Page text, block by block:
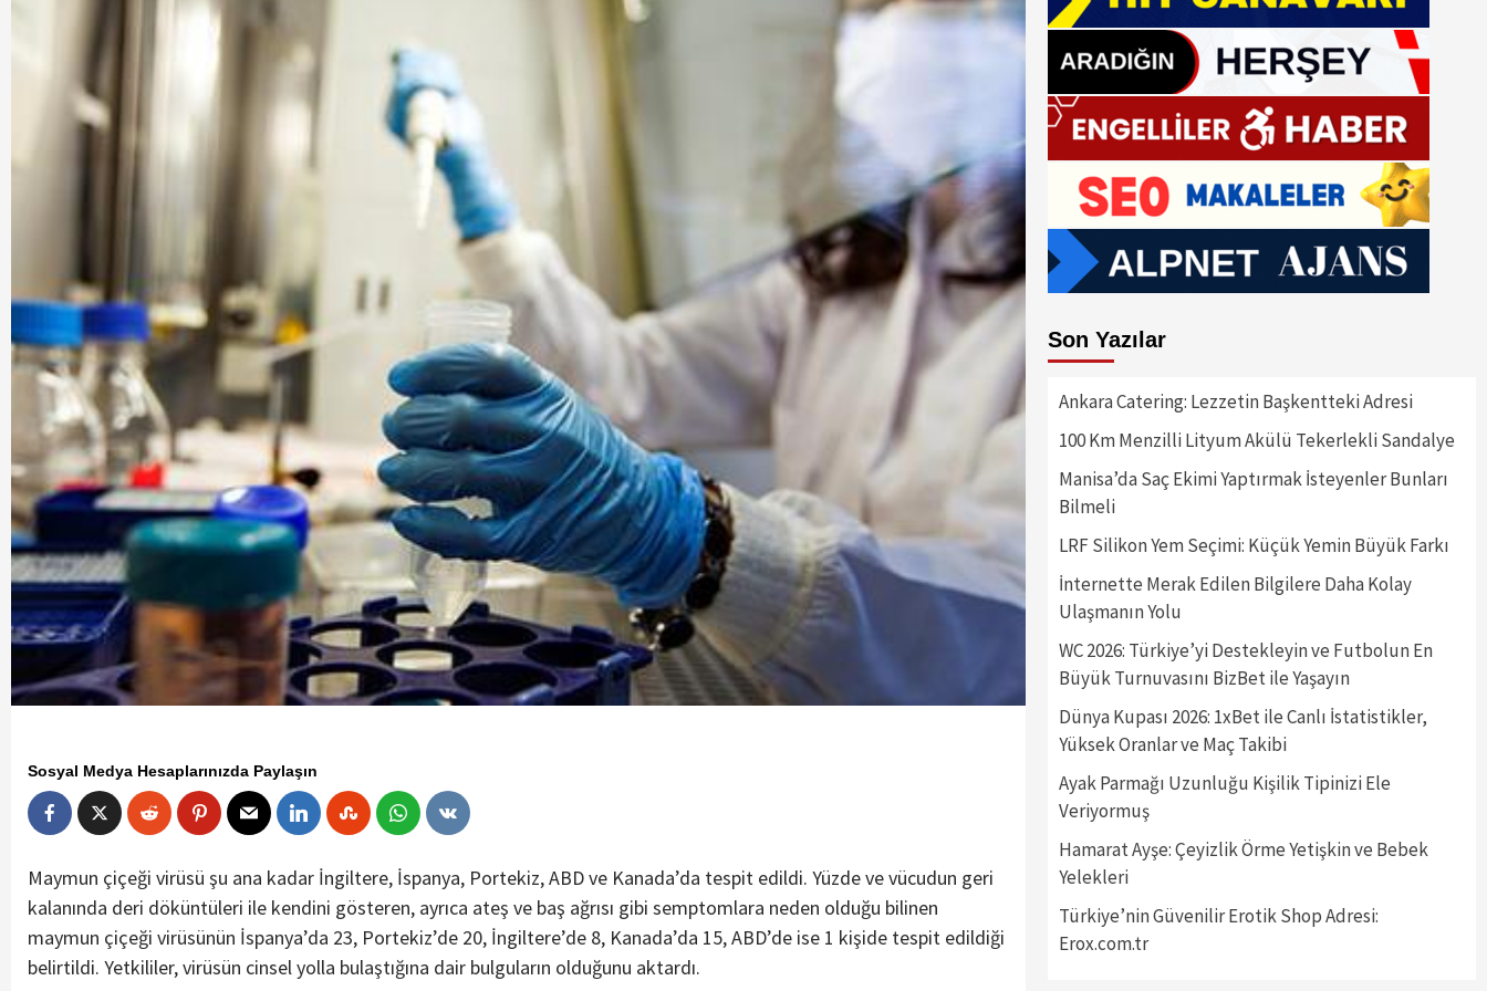
Sosyal Medya Hesaplarınızda Paylaşın
Maymun çiçeği virüsü şu ana kadar İngiltere, İspanya, Portekiz, ABD ve Kanada’da tespit edildi. Yüzde ve vücudun geri
kalanında deri döküntüleri ile kendini gösteren, ayrıca ateş ve baş ağrısı gibi semptomlara neden olduğu bilinen
maymun çiçeği virüsünün İspanya’da 23, Portekiz’de 20, İngiltere’de 8, Kanada’da 15, ABD’de ise 1 kişide tespit edildiği
belirtildi. Yetkililer, virüsün cinsel yolla bulaştığına dair bulguların olduğunu aktardı.
Son Yazılar
Ankara Catering: Lezzetin Başkentteki Adresi
100 Km Menzilli Lityum Akülü Tekerlekli Sandalye
Manisa’da Saç Ekimi Yaptırmak İsteyenler Bunları
Bilmeli
LRF Silikon Yem Seçimi: Küçük Yemin Büyük Farkı
İnternette Merak Edilen Bilgilere Daha Kolay
Ulaşmanın Yolu
WC 2026: Türkiye’yi Destekleyin ve Futbolun En
Büyük Turnuvasını BizBet ile Yaşayın
Dünya Kupası 2026: 1xBet ile Canlı İstatistikler,
Yüksek Oranlar ve Maç Takibi
Ayak Parmağı Uzunluğu Kişilik Tipinizi Ele
Veriyormuş
Hamarat Ayşe: Çeyizlik Örme Yetişkin ve Bebek
Yelekleri
Türkiye’nin Güvenilir Erotik Shop Adresi:
Erox.com.tr